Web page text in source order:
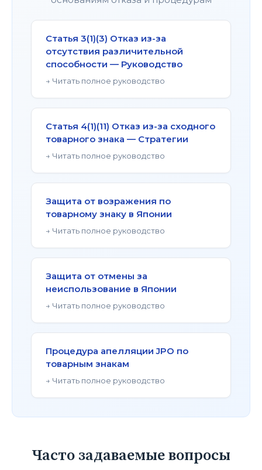
Статья 3(1)(3) Отказ из-за
отсутствия различительной
способности — Руководство
→ Читать полное руководство
Статья 4(1)(11) Отказ из-за сходного
товарного знака — Стратегии
→ Читать полное руководство
Защита от возражения по
товарному знаку в Японии
→ Читать полное руководство
Защита от отмены за
неиспользование в Японии
→ Читать полное руководство
Процедура апелляции JPO по
товарным знакам
→ Читать полное руководство
Часто задаваемые вопросы